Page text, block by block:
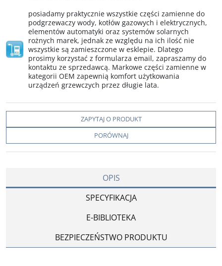
posiadamy praktycznie wszystkie części zamienne do
podgrzewaczy wody, kotłów gazowych i elektrycznych,
elementów automatyki oraz systemów solarnych
rożnych marek, jednak ze względu na ich ilość nie
wszystkie są zamieszczone w esklepie. Dlatego
prosimy korzystać z formularza email, zapraszamy do
kontaktu ze sprzedawcą. Markowe części zamienne w
kategorii OEM zapewnią komfort użytkowania
urządzeń grzewczych przez długie lata.
ZAPYTAJ O PRODUKT
PORÓWNAJ
OPIS
SPECYFIKACJA
E-BIBLIOTEKA
BEZPIECZEŃSTWO PRODUKTU